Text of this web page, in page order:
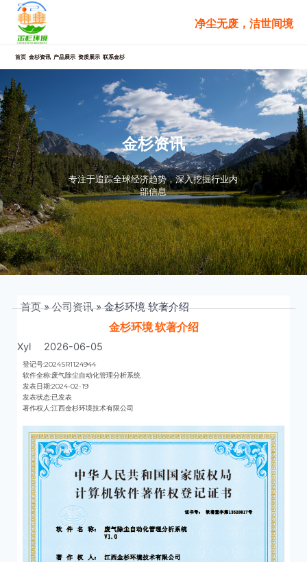
净尘无废，洁世间境
首页 金杉资讯 产品展示 资质展示 联系金杉
金杉资讯
专注于追踪全球经济趋势，深入挖掘行业内
部信息
首页»公司资讯»金杉环境 软著介绍
金杉环境 软著介绍
Xyl 2026-06-05
登记号:2024SR1124944
软件全称:废气除尘自动化管理分析系统
发表日期:2024-02-19
发表状态:已发表
著作权人:江西金杉环境技术有限公司